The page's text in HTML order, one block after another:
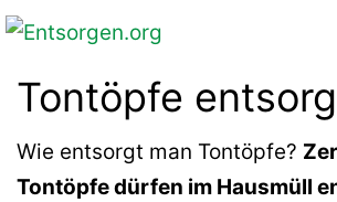
Zum
springen
Tontöpfe
Wie entsorgt man Tontöpfe?
Tontöpfe dürfen im Hausmüll